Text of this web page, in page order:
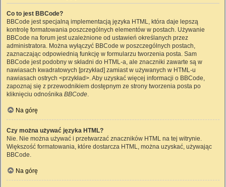
Co to jest BBCode?
BBCode jest specjalną implementacją języka HTML, która daje lepszą
kontrolę formatowania poszczególnych elementów w postach. Używanie
BBCode na forum jest uzależnione od ustawień określanych przez
administratora. Można wyłączyć BBCode w poszczególnych postach,
zaznaczając odpowiednią funkcję w formularzu tworzenia posta. Sam
BBCode jest podobny w składni do HTML-a, ale znaczniki zawarte są w
nawiasach kwadratowych [przykład] zamiast w używanych w HTML-u
nawiasach ostrych <przykład>. Aby uzyskać więcej informacji o BBCode,
zapoznaj się z przewodnikiem dostępnym ze strony tworzenia posta po
kliknięciu odnośnika BBCode.
Na górę
Czy można używać języka HTML?
Nie. Nie można używać i przetwarzać znaczników HTML na tej witrynie.
Większość formatowania, które dostarcza HTML, można uzyskać, używając
BBCode.
Na górę